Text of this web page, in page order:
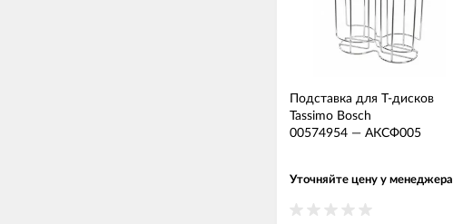
Подставка для Т-дисков
Tassimo Bosch
00574954 — АКСФ005
Уточняйте цену у менеджера